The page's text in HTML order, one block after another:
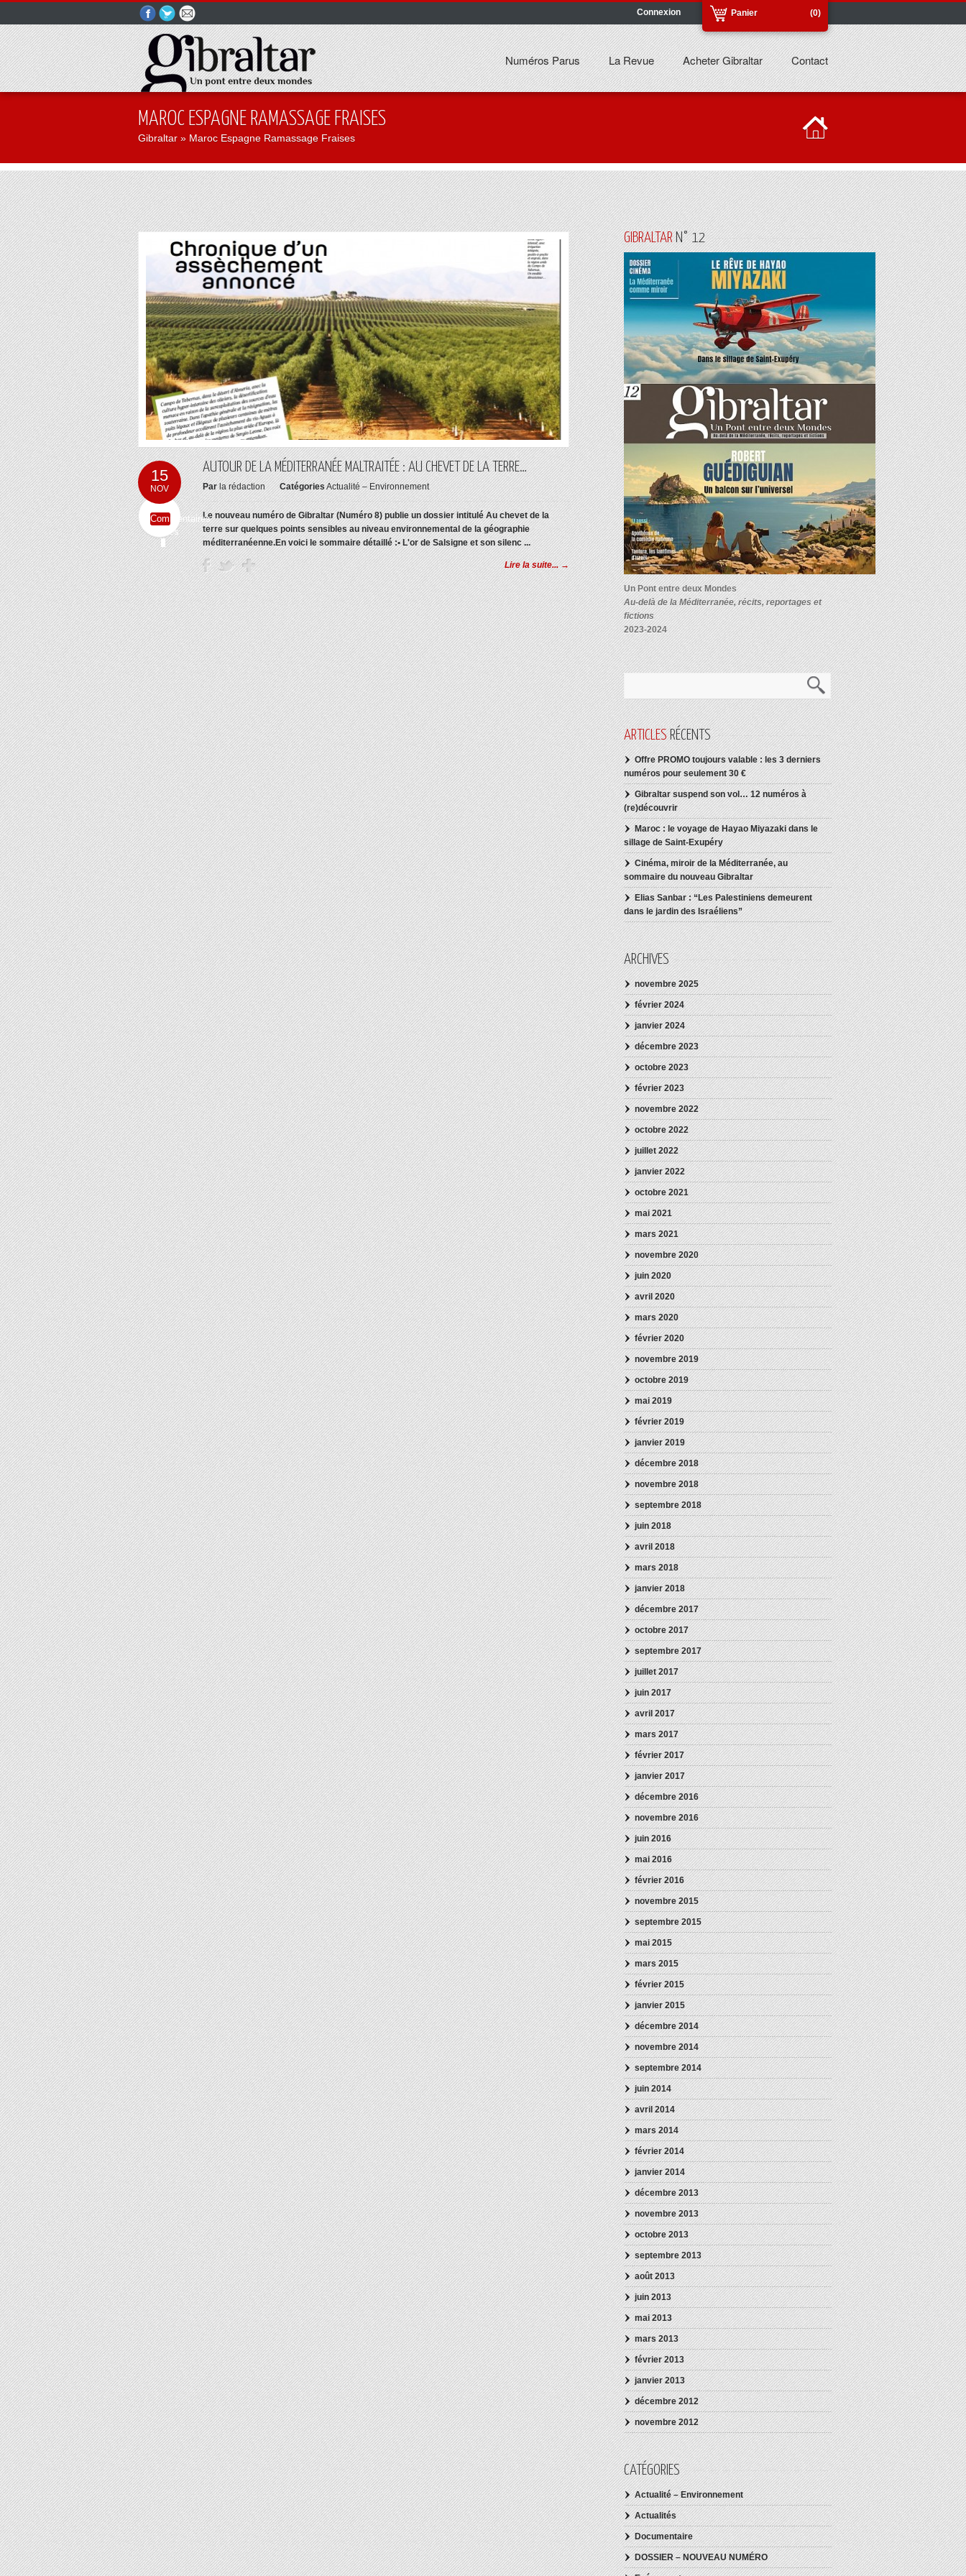
(0)
Panier
Connexion
Numéros Parus La Revue Acheter Gibraltar Contact
MAROC ESPAGNE RAMASSAGE FRAISES
Gibraltar » Maroc Espagne Ramassage Fraises
15
NOV
Commentaires
fermés
AUTOUR DE LA MÉDITERRANÉE MALTRAITÉE : AU CHEVET DE LA TERRE…
Par la rédaction CatégoriesActualité – Environnement
Le nouveau numéro de Gibraltar (Numéro 8) publie un dossier intitulé Au chevet de la
terre sur quelques points sensibles au niveau environnemental de la géographie
méditerranéenne.En voici le sommaire détaillé :• L'or de Salsigne et son silenc ...
Lire la suite... →
GIBRALTARN° 12
Un Pont entre deux Mondes
Au-delà de la Méditerranée, récits, reportages et
fictions
2023-2024
ARTICLESRÉCENTS
Offre PROMO toujours valable : les 3 derniers
numéros pour seulement 30 €
Gibraltar suspend son vol… 12 numéros à
(re)découvrir
Maroc : le voyage de Hayao Miyazaki dans le
sillage de Saint-Exupéry
Cinéma, miroir de la Méditerranée, au
sommaire du nouveau Gibraltar
Elias Sanbar : “Les Palestiniens demeurent
dans le jardin des Israéliens”
ARCHIVES
novembre 2025
février 2024
janvier 2024
décembre 2023
octobre 2023
février 2023
novembre 2022
octobre 2022
juillet 2022
janvier 2022
octobre 2021
mai 2021
mars 2021
novembre 2020
juin 2020
avril 2020
mars 2020
février 2020
novembre 2019
octobre 2019
mai 2019
février 2019
janvier 2019
décembre 2018
novembre 2018
septembre 2018
juin 2018
avril 2018
mars 2018
janvier 2018
décembre 2017
octobre 2017
septembre 2017
juillet 2017
juin 2017
avril 2017
mars 2017
février 2017
janvier 2017
décembre 2016
novembre 2016
juin 2016
mai 2016
février 2016
novembre 2015
septembre 2015
mai 2015
mars 2015
février 2015
janvier 2015
décembre 2014
novembre 2014
septembre 2014
juin 2014
avril 2014
mars 2014
février 2014
janvier 2014
décembre 2013
novembre 2013
octobre 2013
septembre 2013
août 2013
juin 2013
mai 2013
mars 2013
février 2013
janvier 2013
décembre 2012
novembre 2012
CATÉGORIES
Actualité – Environnement
Actualités
Documentaire
DOSSIER – NOUVEAU NUMÉRO